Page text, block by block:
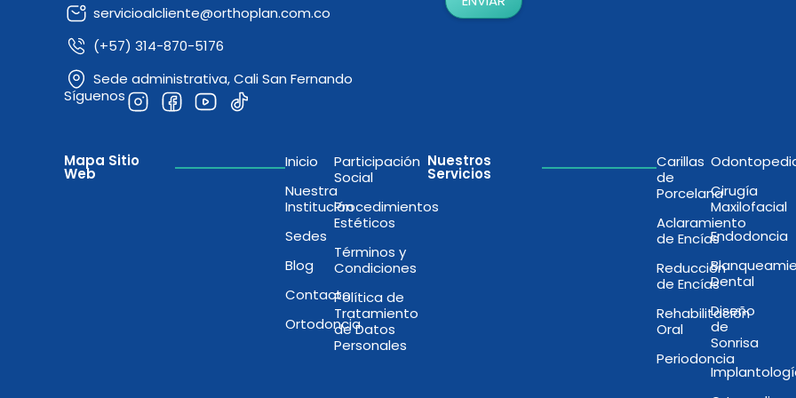
servicioalcliente@orthoplan.com.co
(+57) 314-870-5176
Sede administrativa, Cali San Fernando
Síguenos
Mapa Sitio
Web
Inicio
Nuestra
Institución
Sedes
Blog
Contacto
Ortodoncia
Participación
Social
Procedimientos
Estéticos
Términos y
Condiciones
Política de
Tratamiento
de Datos
Personales
Nuestros
Servicios
Carillas
de
Porcelana
Aclaramiento
de Encías
Reducción
de Encías
Rehabilitación
Oral
Periodoncia
Cirugía
Maxilofacial
Endodoncia
Dental
Diseño
de
Sonrisa